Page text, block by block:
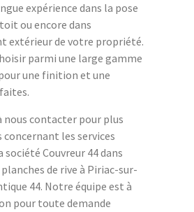
expérience dans la pose
ou encore dans
extérieur de votre propriété.
parmi une large gamme
une finition et une
nous contacter pour plus
les services
société Couvreur 44 dans
de rive à Piriac-sur-
44. Notre équipe est à
pour toute demande